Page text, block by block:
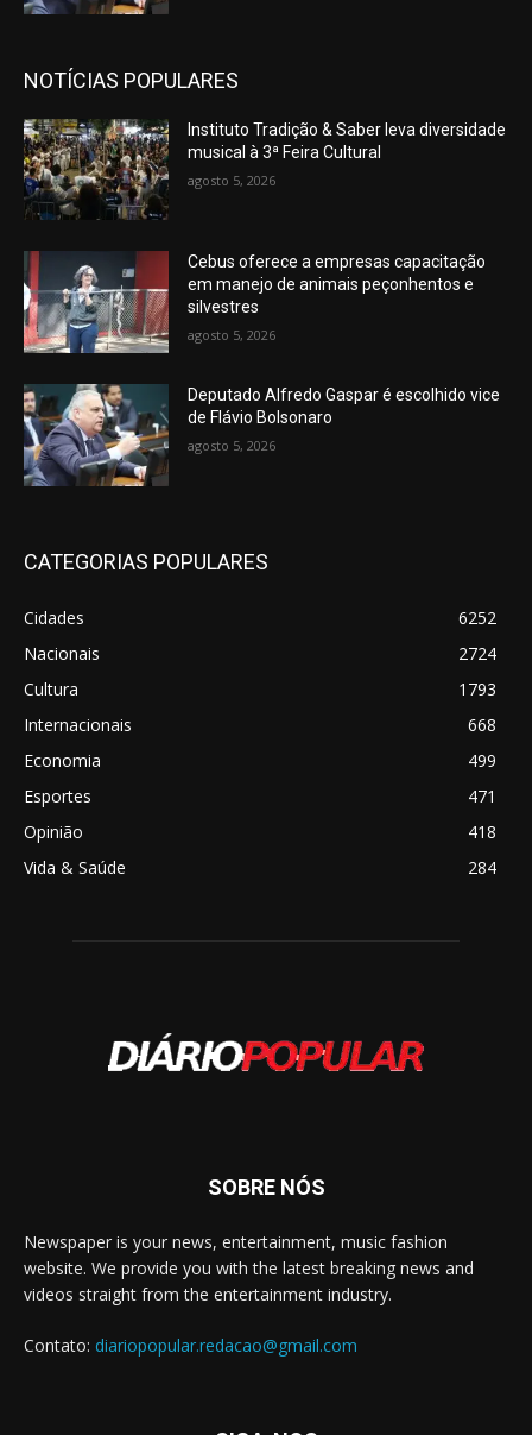
NOTÍCIAS POPULARES
Instituto Tradição & Saber leva diversidade
musical à 3ª Feira Cultural
agosto 5, 2026
Cebus oferece a empresas capacitação
em manejo de animais peçonhentos e
silvestres
agosto 5, 2026
Deputado Alfredo Gaspar é escolhido vice
de Flávio Bolsonaro
agosto 5, 2026
CATEGORIAS POPULARES
Cidades
6252
Nacionais
2724
Cultura
1793
Internacionais
668
Economia
499
Esportes
471
Opinião
418
Vida & Saúde
284
SOBRE NÓS
Newspaper is your news, entertainment, music fashion
website. We provide you with the latest breaking news and
videos straight from the entertainment industry.
Contato: diariopopular.redacao@gmail.com